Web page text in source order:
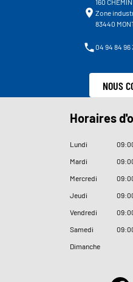
160
Zone
83440
04 94 84 96
NOUS
Horaires
Lundi 09:
Mardi
09:
Mercredi
09:
Jeudi
09:
Vendredi
09:
Samedi
09:
Dimanche